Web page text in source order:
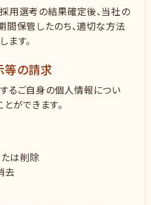
用選考の結果確定後、当社の
間保管したのち、適切な方法
ます。
等の請求
るご自身の個人情報につい
ができます。
は削除
去